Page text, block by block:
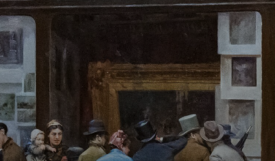
Miró abandonou a
Academia
Marquês e
começou a
trabalhar em uma